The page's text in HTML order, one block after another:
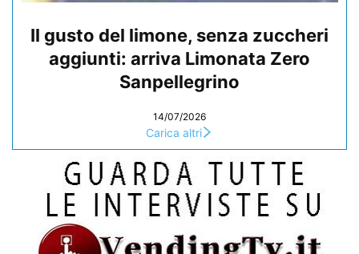
Il gusto del limone, senza zuccheri
aggiunti: arriva Limonata Zero
Sanpellegrino
14/07/2026
Carica altri